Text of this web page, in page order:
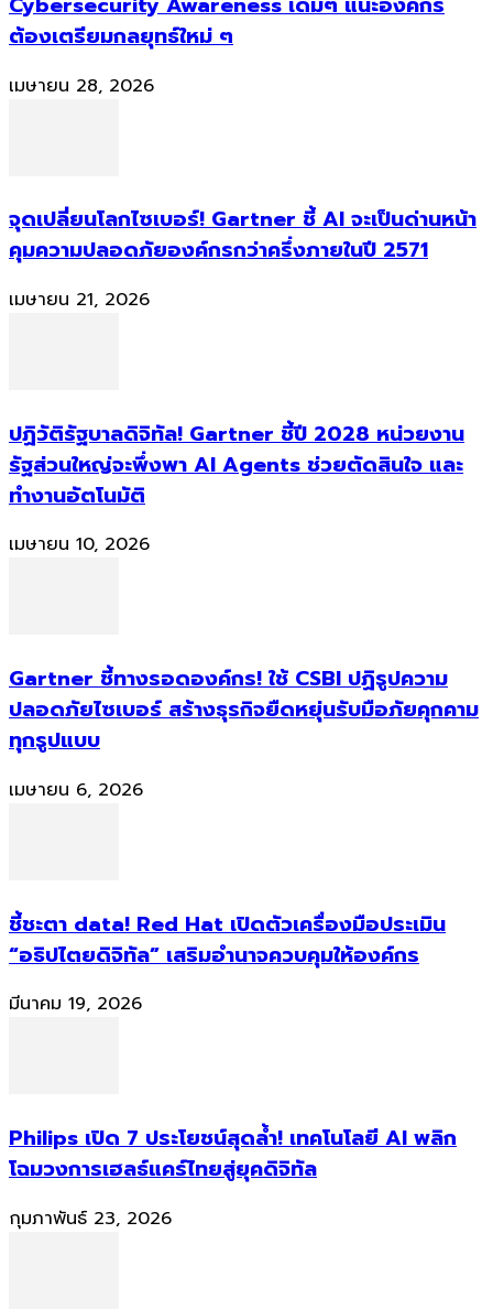
ต้องเตรียมกลยุทธ์ใหม่ ๆ
เมษายน 28, 2026
จุดเปลี่ยนโลกไซเบอร์! Gartner ชี้ AI จะเป็นด่านหน้า
คุมความปลอดภัยองค์กรกว่าครึ่งภายในปี 2571
เมษายน 21, 2026
ปฏิวัติรัฐบาลดิจิทัล! Gartner ชี้ปี 2028 หน่วยงาน
รัฐส่วนใหญ่จะพึ่งพา AI Agents ช่วยตัดสินใจ และ
ทำงานอัตโนมัติ
เมษายน 10, 2026
Gartner ชี้ทางรอดองค์กร! ใช้ CSBI ปฏิรูปความ
ปลอดภัยไซเบอร์ สร้างธุรกิจยืดหยุ่นรับมือภัยคุกคาม
ทุกรูปแบบ
เมษายน 6, 2026
ชี้ชะตา data! Red Hat เปิดตัวเครื่องมือประเมิน
“อธิปไตยดิจิทัล” เสริมอำนาจควบคุมให้องค์กร
มีนาคม 19, 2026
Philips เปิด 7 ประโยชน์สุดล้ำ! เทคโนโลยี AI พลิก
โฉมวงการเฮลธ์แคร์ไทยสู่ยุคดิจิทัล
กุมภาพันธ์ 23, 2026